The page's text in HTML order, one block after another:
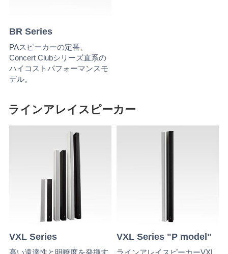
BR Series
PAスピーカーの定番、
Concert Clubシリーズ直系の
ハイコストパフォーマンスモ
デル。
ラインアレイスピーカー
VXL Series
高い遠達性と明瞭度を発揮す
VXL Series "P model"
ラインアレイスピーカーVXL